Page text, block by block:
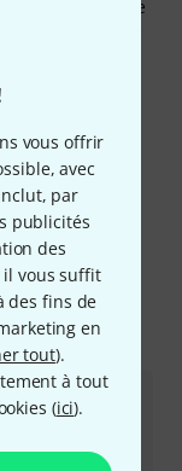
vous offrir
avec
par
publicités
des
il vous suffit
des fins de
en
tout).
à tout
(ici).
Pro est l'article
pièces ont été
sur
produits de ce
de fois sur
Pro notre
ans de tout
conseils
internet, etc.